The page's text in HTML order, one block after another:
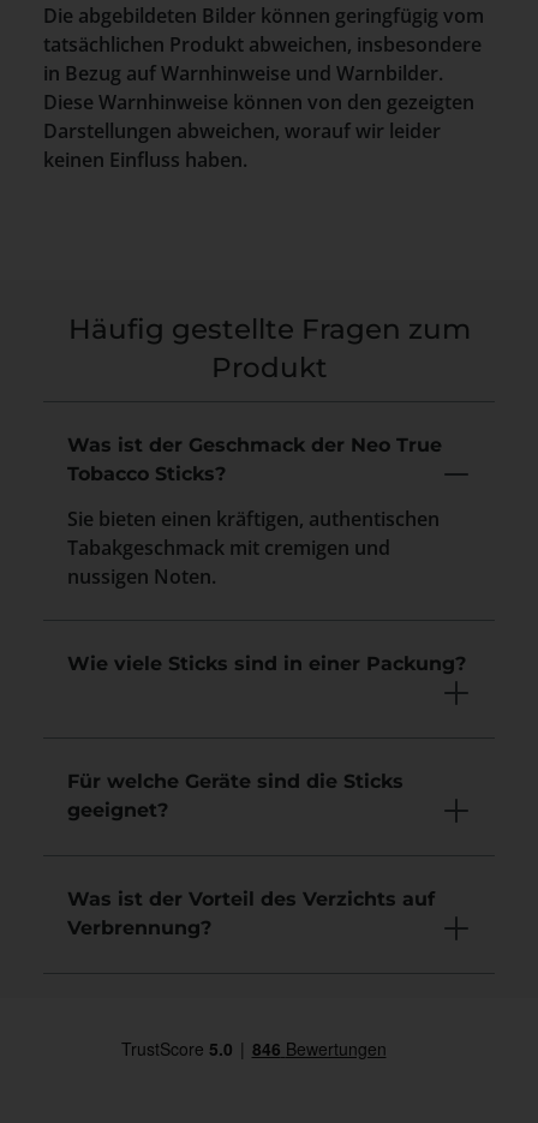
Die abgebildeten Bilder können geringfügig vom
tatsächlichen Produkt abweichen, insbesondere
in Bezug auf Warnhinweise und Warnbilder.
Diese Warnhinweise können von den gezeigten
Darstellungen abweichen, worauf wir leider
keinen Einfluss haben.
Häufig gestellte Fragen zum
Produkt
Was ist der Geschmack der Neo True
Tobacco Sticks?
Sie bieten einen kräftigen, authentischen
Tabakgeschmack mit cremigen und
nussigen Noten.
Wie viele Sticks sind in einer Packung?
Für welche Geräte sind die Sticks
geeignet?
Was ist der Vorteil des Verzichts auf
Verbrennung?